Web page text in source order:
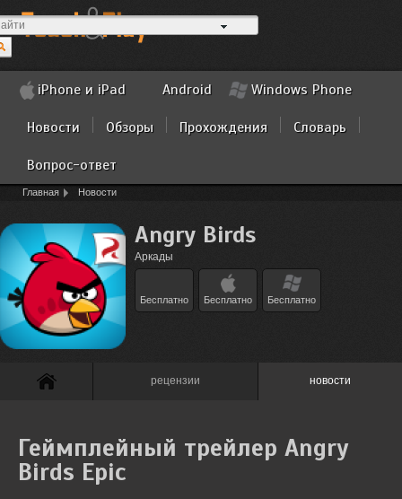
iPhone и iPad Android Windows Phone
Новости Обзоры Прохождения Словарь
Вопрос-ответ
Главная Новости
Angry Birds
Аркады
Бесплатно Бесплатно Бесплатно
рецензии новости
Геймплейный трейлер Angry
Birds Epic